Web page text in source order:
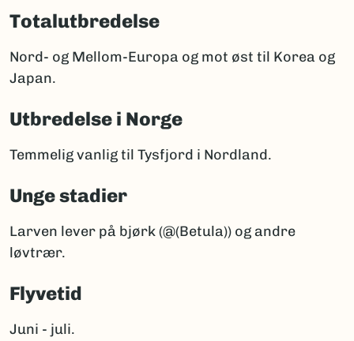
Totalutbredelse
Nord- og Mellom-Europa og mot øst til Korea og
Japan.
Utbredelse i Norge
Temmelig vanlig til Tysfjord i Nordland.
Unge stadier
Larven lever på bjørk (@(Betula)) og andre
løvtrær.
Flyvetid
Juni - juli.